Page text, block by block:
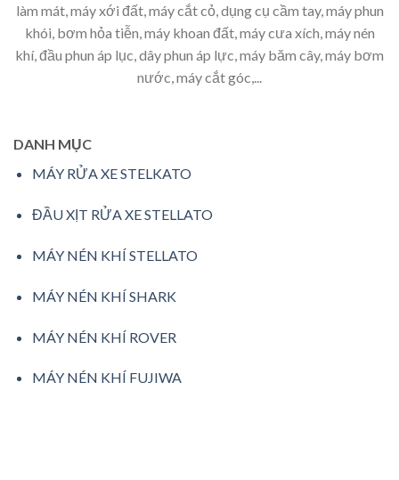
làm mát, máy xới đất, máy cắt cỏ, dụng cụ cầm tay, máy phun
khói, bơm hỏa tiễn, máy khoan đất, máy cưa xích, máy nén
khí, đầu phun áp lục, dây phun áp lực, máy băm cây, máy bơm
nước, máy cắt góc,...
DANH MỤC
MÁY RỬA XE STELKATO
ĐẦU XỊT RỬA XE STELLATO
MÁY NÉN KHÍ STELLATO
MÁY NÉN KHÍ SHARK
MÁY NÉN KHÍ ROVER
MÁY NÉN KHÍ FUJIWA